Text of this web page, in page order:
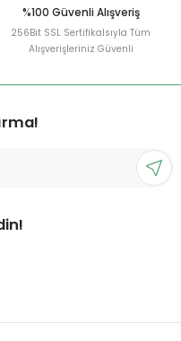
%100 Güvenli Alışveriş
256Bit SSL Sertifikalsıyla Tüm
Alışverişleriniz Güvenli